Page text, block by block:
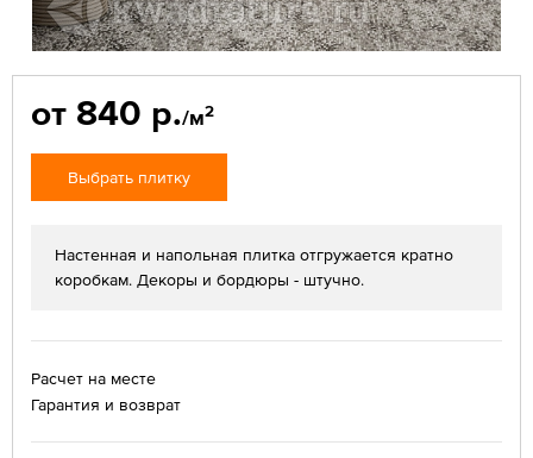
от 840 р./м2
Выбрать плитку
Настенная и напольная плитка отгружается кратно
коробкам. Декоры и бордюры - штучно.
Расчет на месте
Гарантия и возврат